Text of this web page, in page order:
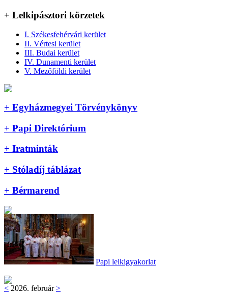
+ Lelkipásztori körzetek
I. Székesfehérvári kerület
II. Vértesi kerület
III. Budai kerület
IV. Dunamenti kerület
V. Mezőföldi kerület
+ Egyházmegyei Törvénykönyv
+ Papi Direktórium
+ Iratminták
+ Stóladíj táblázat
+ Bérmarend
Papi lelkigyakorlat
< 2026. február>